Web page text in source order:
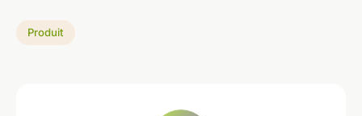
Produit